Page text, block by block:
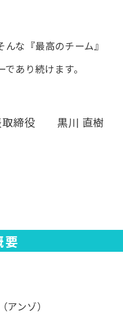
な​『最高の​チーム』
あり続けます。
取締役 黒川 直樹
要
ンゾ）